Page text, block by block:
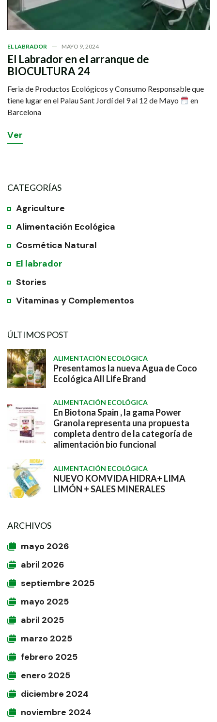
EL LABRADOR MAYO 9, 2024
El Labrador en el arranque de
BIOCULTURA 24
Feria de Productos Ecológicos y Consumo Responsable que
tiene lugar en el Palau Sant Jordí del 9 al 12 de Mayo
en
Barcelona
Ver
CATEGORÍAS
Agriculture
Alimentación Ecológica
Cosmética Natural
El labrador
Stories
Vitaminas y Complementos
ÚLTIMOS POST
ALIMENTACIÓN ECOLÓGICA
Presentamos la nueva Agua de Coco
Ecológica All Life Brand
ALIMENTACIÓN ECOLÓGICA
En Biotona Spain , la gama Power
Granola representa una propuesta
completa dentro de la categoría de
alimentación bio funcional
ALIMENTACIÓN ECOLÓGICA
NUEVO KOMVIDA HIDRA+ LIMA
LIMÓN + SALES MINERALES
ARCHIVOS
mayo 2026
abril 2026
septiembre 2025
mayo 2025
abril 2025
marzo 2025
febrero 2025
enero 2025
diciembre 2024
noviembre 2024